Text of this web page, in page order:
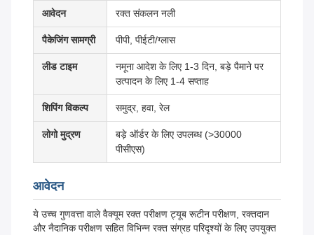
आवेदन रक्त संकलन नली
पैकेजिंग सामग्री पीपी, पीईटी/ग्लास
लीड टाइम
नमूना आदेश के लिए 1-3 दिन, बड़े पैमाने पर
उत्पादन के लिए 1-4 सप्ताह
शिपिंग विकल्प समुद्र, हवा, रेल
लोगो मुद्रण
बड़े ऑर्डर के लिए उपलब्ध (>30000
पीसीएस)
आवेदन
ये उच्च गुणवत्ता वाले वैक्यूम रक्त परीक्षण ट्यूब रूटीन परीक्षण, रक्तदान
और नैदानिक परीक्षण सहित विभिन्न रक्त संग्रह परिदृश्यों के लिए उपयुक्त